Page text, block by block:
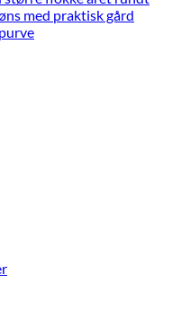
med praktisk gård